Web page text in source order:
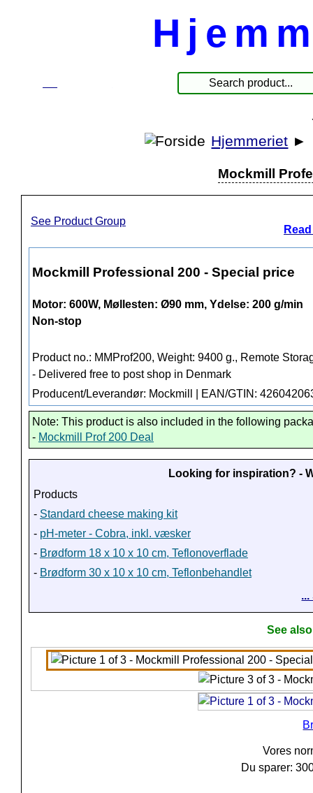
Hjemmeriet ►
Mockmill
See Product Group
Mockmill Professional 200 - Special price
Motor: 600W, Møllesten: Ø90 mm, Ydelse: 200 g/min
Non-stop
Product no.: MMProf200, Weight: 9400 g., Remote
- Delivered free to post shop in Denmark
Producent/Leverandør: Mockmill | EAN/GTIN:
Note: This product is also included in the following
- Mockmill Prof 200 Deal
Looking for inspiration? -
Products
- Standard cheese making kit
- pH-meter - Cobra, inkl. væsker
- Brødform 18 x 10 x 10 cm, Teflonoverflade
- Brødform 30 x 10 x 10 cm, Teflonbehandlet
See
Vores
Du sparer: